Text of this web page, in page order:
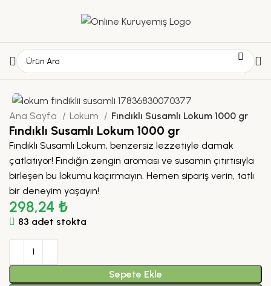
Ana Sayfa Lokum Fındıklı Susamlı Lokum 1000 gr
Fındıklı Susamlı Lokum 1000 gr
Fındıklı Susamlı Lokum, benzersiz lezzetiyle damak
çatlatıyor! Fındığın zengin aroması ve susamın çıtırtısıyla
birleşen bu lokumu kaçırmayın. Hemen sipariş verin, tatlı
bir deneyim yaşayın!
298,24₺
83 adet stokta
Sepete Ekle